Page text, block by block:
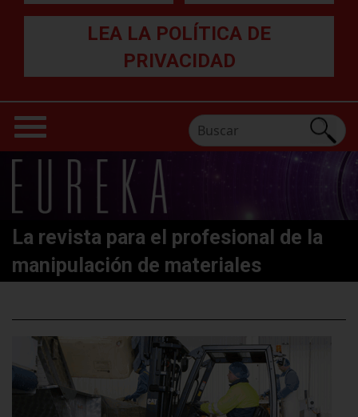
LEA LA POLÍTICA DE
PRIVACIDAD
La revista para el profesional de la
manipulación de materiales